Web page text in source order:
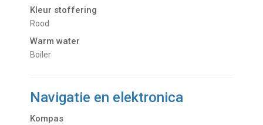
Kleur stoffering
Rood
Warm water
Boiler
Navigatie en elektronica
Kompas